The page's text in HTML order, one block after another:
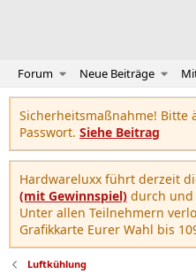
Forum Neue Beiträge
Sicherheitsmaßnahme! Bitte
Passwort. Siehe Beitrag
Hardwareluxx führt derzeit
(mit Gewinnspiel) durch und
Unter allen Teilnehmern
Grafikkarte Eurer Wahl bis
Luftkühlung